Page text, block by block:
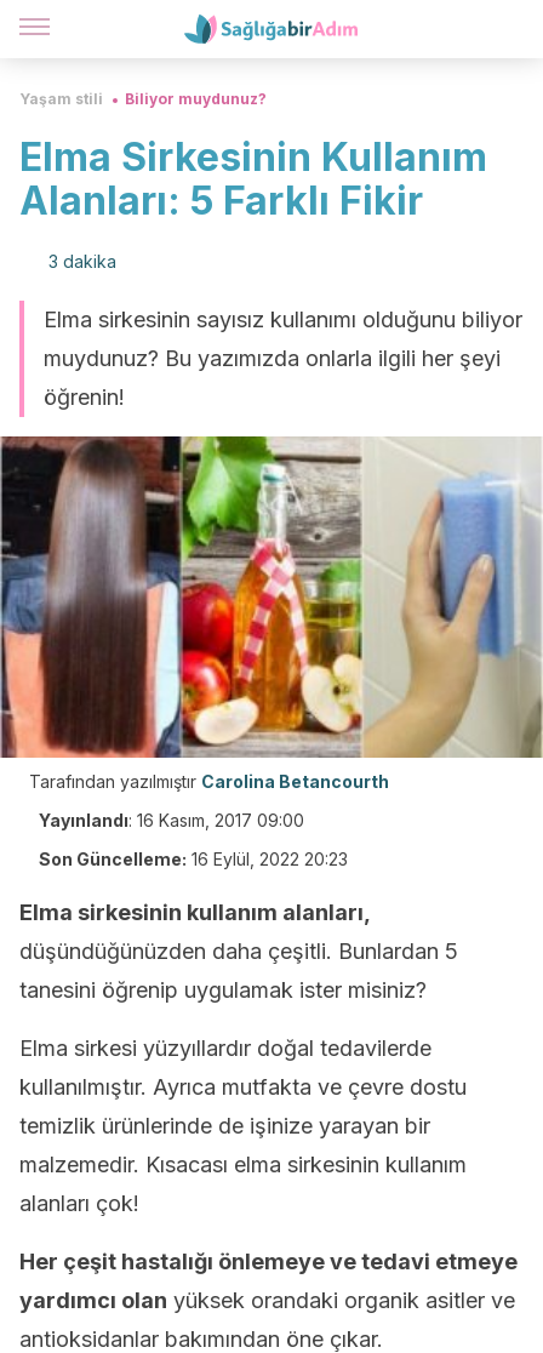
Yaşam stili Biliyor muydunuz?
Elma Sirkesinin Kullanım
Alanları: 5 Farklı Fikir
3 dakika
Elma sirkesinin sayısız kullanımı olduğunu biliyor
muydunuz? Bu yazımızda onlarla ilgili her şeyi
öğrenin!
Tarafından yazılmıştır Carolina Betancourth
Yayınlandı: 16 Kasım, 2017 09:00
Son Güncelleme: 16 Eylül, 2022 20:23
Elma sirkesinin kullanım alanları,
düşündüğünüzden daha çeşitli. Bunlardan 5
tanesini öğrenip uygulamak ister misiniz?
Elma sirkesi yüzyıllardır doğal tedavilerde
kullanılmıştır. Ayrıca mutfakta ve çevre dostu
temizlik ürünlerinde de işinize yarayan bir
malzemedir. Kısacası elma sirkesinin kullanım
alanları çok!
Her çeşit hastalığı önlemeye ve tedavi etmeye
yardımcı olan yüksek orandaki organik asitler ve
antioksidanlar bakımından öne çıkar.